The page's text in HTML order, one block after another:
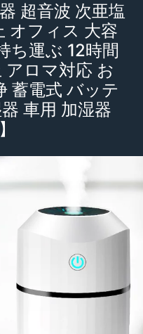
超音波 次亜塩
オフィス 大容
ち運ぶ 12時間
アロマ対応 お
蓄電式 バッテ
車用 加湿器